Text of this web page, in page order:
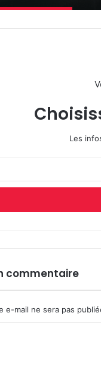
Les
commentaire
e-mail ne sera pas